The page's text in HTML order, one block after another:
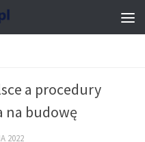
a procedury
na budowę
2022